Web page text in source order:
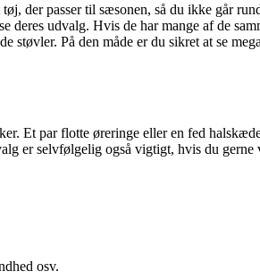
der passer til sæsonen, så du ikke går
udvalg. Hvis de har mange af de
På den måde er du sikret at se
Et par flotte øreringe eller en fed
er selvfølgelig også vigtigt, hvis du
osv.